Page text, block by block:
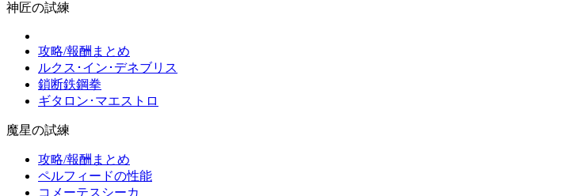
神匠の試練
攻略/報酬まとめ
ルクス･イン･デネブリス
鎖断鉄鋼拳
ギタロン･マエストロ
魔星の試練
攻略/報酬まとめ
ペルフィードの性能
コメーテスシーカ